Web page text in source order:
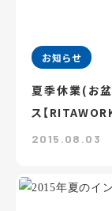
お知らせ
夏季休業(お
ス【
2015.08.03